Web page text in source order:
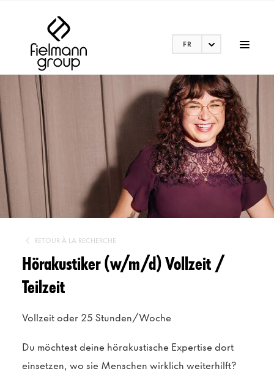
FR
RETOUR À LA RECHERCHE
Hörakustiker (w/m/d) Vollzeit /
Teilzeit
Vollzeit oder 25 Stunden/Woche
Du möchtest deine hörakustische Expertise dort
einsetzen, wo sie Menschen wirklich weiterhilft?